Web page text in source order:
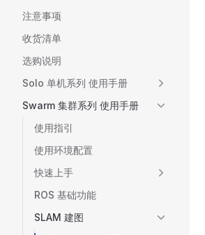
注意事项
收货清单
选购说明
Solo 单机系列 使用手册
Swarm 集群系列 使用手册
使用指引
使用环境配置
快速上手
ROS 基础功能
SLAM 建图